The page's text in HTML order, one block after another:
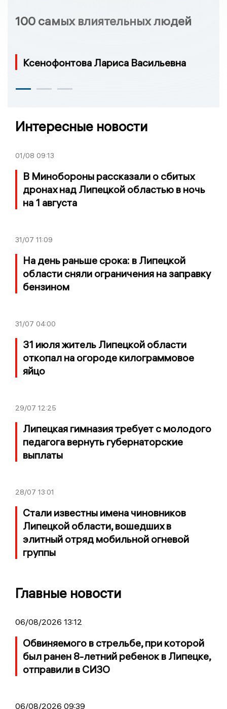
100 самых влиятельных людей
Ксенофонтова Лариса Васильевна
Интересные новости
01/08 09:13
В Минобороны рассказали о сбитых
дронах над Липецкой областью в ночь
на 1 августа
31/07 11:09
На день раньше срока: в Липецкой
области сняли ограничения на заправку
бензином
31/07 04:00
31 июля житель Липецкой области
откопал на огороде килограммовое
яйцо
29/07 12:25
Липецкая гимназия требует с молодого
педагога вернуть губернаторские
выплаты
28/07 13:01
Стали известны имена чиновников
Липецкой области, вошедших в
элитный отряд мобильной огневой
группы
Главные новости
06/08/2026 13:12
Обвиняемого в стрельбе, при которой
был ранен 8-летний ребенок в Липецке,
отправили в СИЗО
06/08/2026 09:39